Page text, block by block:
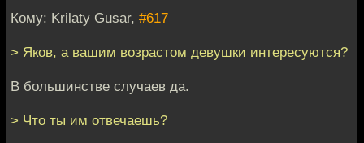
Кому: Krilaty Gusar, #617
> Яков, а вашим возрастом девушки интересуются?
В большинстве случаев да.
> Что ты им отвечаешь?